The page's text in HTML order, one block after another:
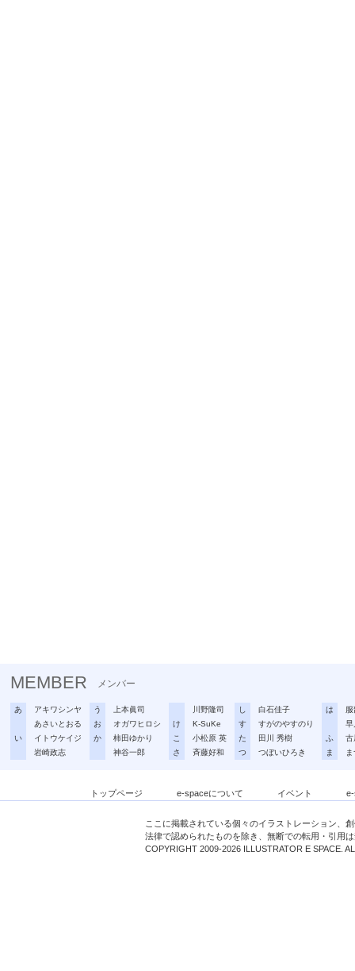
MEMBER メンバー
あ
アキワシンヤ
あさいとおる
い
イトウケイジ
岩崎政志
う
上本眞司
お
オガワヒロシ
か
柿田ゆかり
神谷一郎
川野隆司
け
K-SuKe
こ
小松原 英
さ
斉藤好和
し
白石佳子
す
すがのやすのり
た
田川 秀樹
つ
つぼいひろき
は
早
ふ
古
ま
トップページ e-spaceについて イベント
ここに掲載されている個々のイラストレーション、
法律で認められたものを除き、無断での転用・引用
COPYRIGHT 2009-2026 ILLUSTRATOR E SPACE.